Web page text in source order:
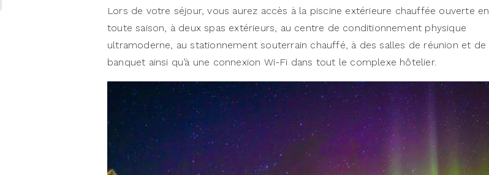
Lors de votre séjour, vous aurez accès à la piscine extérieure chauffée ouverte en
toute saison, à deux spas extérieurs, au centre de conditionnement physique
ultramoderne, au stationnement souterrain chauffé, à des salles de réunion et de
banquet ainsi qu’à une connexion Wi-Fi dans tout le complexe hôtelier.